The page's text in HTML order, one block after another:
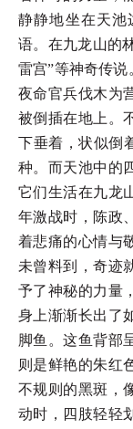
静静地坐在天池
语。在九龙山的
雷宫”等神奇传
夜命官兵伐木为
被倒插在地上。
下垂着，状似倒
种。而天池中的
它们生活在九龙
年激战时，陈政
着悲痛的心情与
未曾料到，奇迹
予了神秘的力量
身上渐渐长出了
脚鱼。这鱼背部
则是鲜艳的朱红
不规则的黑斑，
动时，四肢轻轻